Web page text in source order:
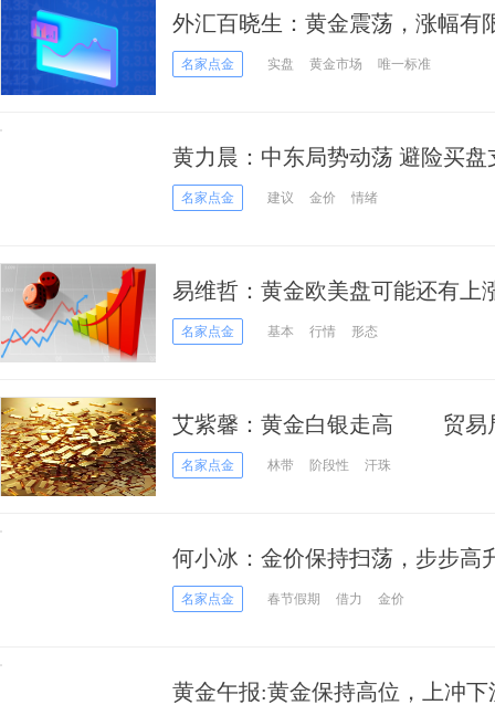
外汇百晓生：黄金震荡，涨幅有
空名家点金 实盘 黄金市场 唯一标准
黄力晨：中东局势动荡 避险买盘
名家点金 建议 金价 情绪
易维哲：黄金欧美盘可能还有上
名家点金 基本 行情 形态
艾紫馨：黄金白银走高 贸易
名家点金 林带 阶段性 汗珠
何小冰：金价保持扫荡，步步高
名家点金 春节假期 借力 金价
黄金午报:黄金保持高位，上冲下